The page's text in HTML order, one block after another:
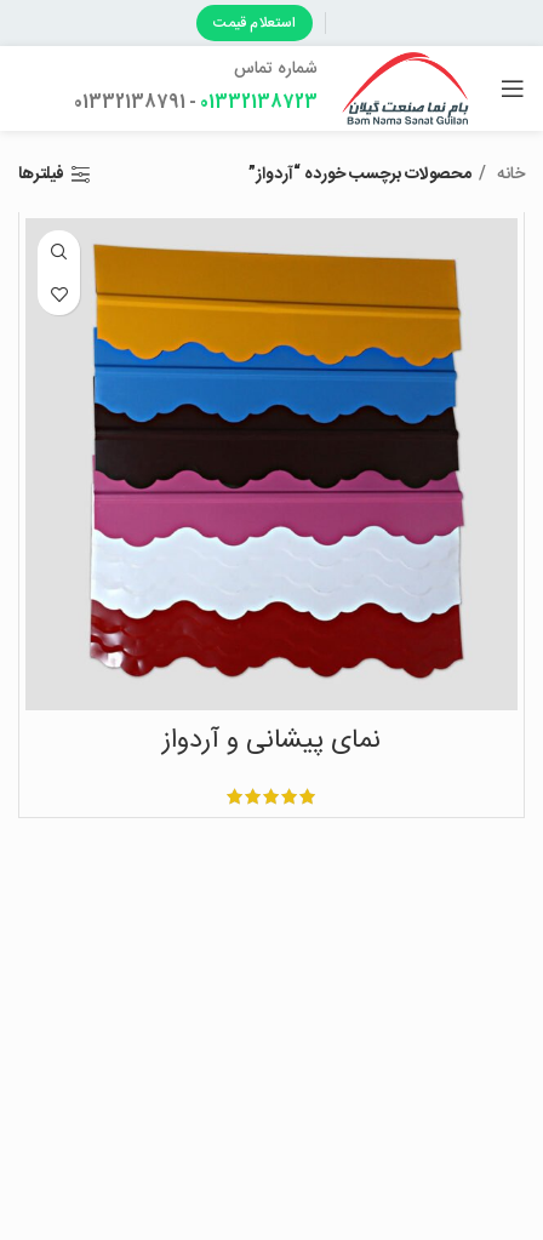
استعلام قیمت
شماره تماس
01332138723
- 01332138791
خانه محصولات برچسب خورده “آردواز” فیلترها
نمای پیشانی و آردواز